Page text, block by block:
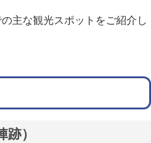
主な観光スポットをご紹介し
）